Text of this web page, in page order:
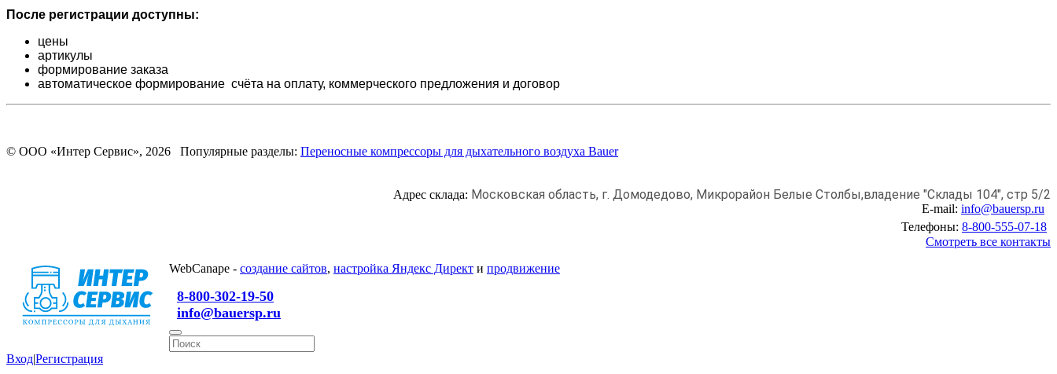
После регистрации доступны:
цены
артикулы
формирование заказа
автоматическое формирование счёта на оплату, коммерческого предложения и договор
© ООО «Интер Сервис», 2026 Популярные разделы: Переносные компрессоры для дыхательного воздуха Bauer
Адрес склада: Московская область, г. Домодедово, Микрорайон Белые Столбы,владение "Склады 104", стр 5/2
E-mail: info@bauersp.ru
Телефоны: 8-800-555-07-18
Смотреть все контакты
WebCanape - создание сайтов, настройка Яндекс Директ и продвижение
8-800-302-19-50
info@bauersp.ru
Вход|Регистрация